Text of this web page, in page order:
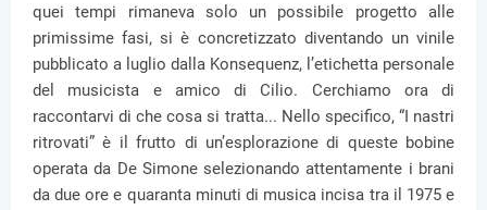
quei tempi rimaneva solo un possibile progetto alle
primissime fasi, si è concretizzato diventando un vinile
pubblicato a luglio dalla Konsequenz, l’etichetta personale
del musicista e amico di Cilio. Cerchiamo ora di
raccontarvi di che cosa si tratta... Nello specifico, “I nastri
ritrovati” è il frutto di un’esplorazione di queste bobine
operata da De Simone selezionando attentamente i brani
da due ore e quaranta minuti di musica incisa tra il 1975 e